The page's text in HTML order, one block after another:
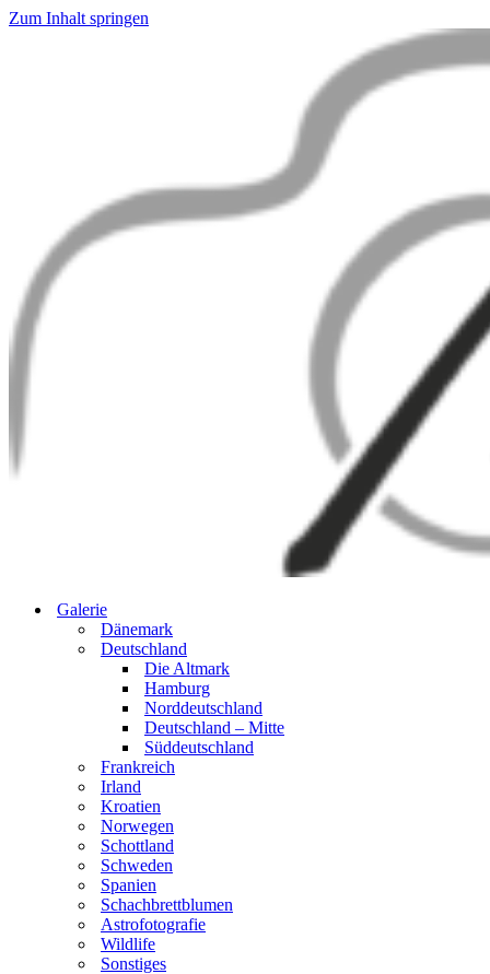
Zum Inhalt springen
Galerie
Dänemark
Deutschland
Die Altmark
Hamburg
Norddeutschland
Deutschland – Mitte
Süddeutschland
Frankreich
Irland
Kroatien
Norwegen
Schottland
Schweden
Spanien
Schachbrettblumen
Astrofotografie
Wildlife
Sonstiges